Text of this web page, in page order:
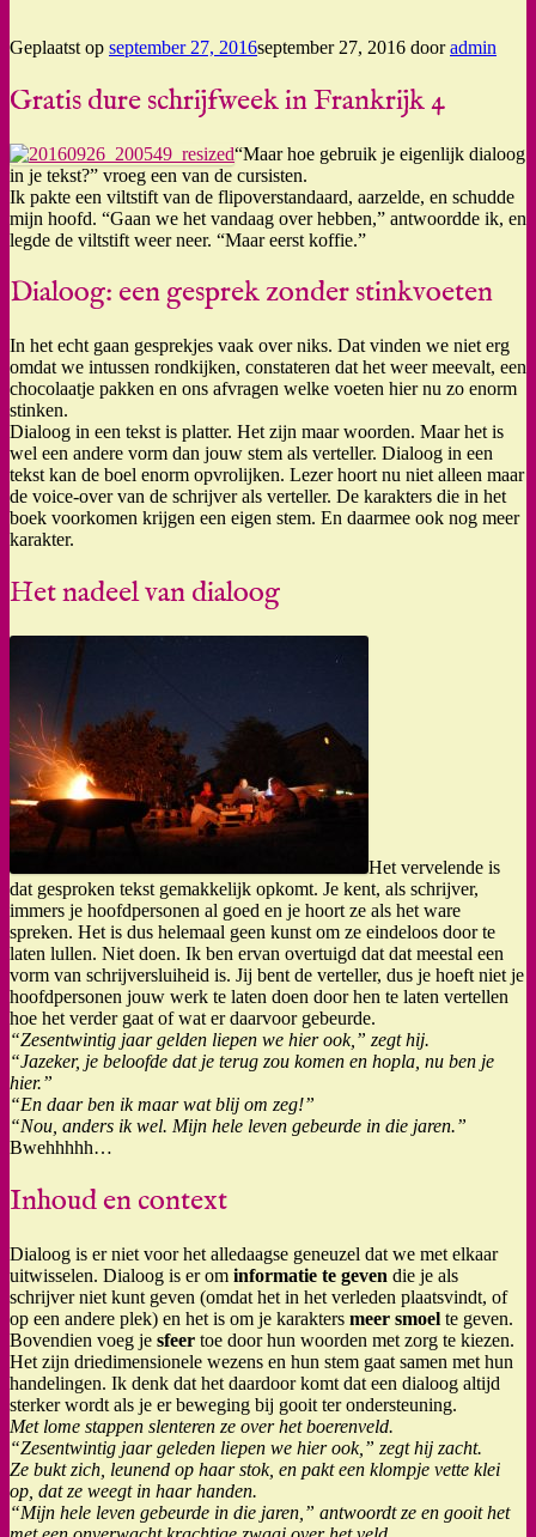
Geplaatst op september 27, 2016september 27, 2016 dooradmin
Gratis dure schrijfweek in Frankrijk 4
“Maar hoe gebruik je eigenlijk dialoog
in je tekst?” vroeg een van de cursisten.
Ik pakte een viltstift van de flipoverstandaard, aarzelde, en schudde
mijn hoofd. “Gaan we het vandaag over hebben,” antwoordde ik, en
legde de viltstift weer neer. “Maar eerst koffie.”
Dialoog: een gesprek zonder stinkvoeten
In het echt gaan gesprekjes vaak over niks. Dat vinden we niet erg
omdat we intussen rondkijken, constateren dat het weer meevalt, een
chocolaatje pakken en ons afvragen welke voeten hier nu zo enorm
stinken.
Dialoog in een tekst is platter. Het zijn maar woorden. Maar het is
wel een andere vorm dan jouw stem als verteller. Dialoog in een
tekst kan de boel enorm opvrolijken. Lezer hoort nu niet alleen maar
de voice-over van de schrijver als verteller. De karakters die in het
boek voorkomen krijgen een eigen stem. En daarmee ook nog meer
karakter.
Het nadeel van dialoog
Het vervelende is
dat gesproken tekst gemakkelijk opkomt. Je kent, als schrijver,
immers je hoofdpersonen al goed en je hoort ze als het ware
spreken. Het is dus helemaal geen kunst om ze eindeloos door te
laten lullen. Niet doen. Ik ben ervan overtuigd dat dat meestal een
vorm van schrijversluiheid is. Jij bent de verteller, dus je hoeft niet je
hoofdpersonen jouw werk te laten doen door hen te laten vertellen
hoe het verder gaat of wat er daarvoor gebeurde.
“Zesentwintig jaar gelden liepen we hier ook,” zegt hij.
“Jazeker, je beloofde dat je terug zou komen en hopla, nu ben je
hier.”
“En daar ben ik maar wat blij om zeg!”
“Nou, anders ik wel. Mijn hele leven gebeurde in die jaren.”
Bwehhhhh…
Inhoud en context
Dialoog is er niet voor het alledaagse geneuzel dat we met elkaar
uitwisselen. Dialoog is er om informatie te geven die je als
schrijver niet kunt geven (omdat het in het verleden plaatsvindt, of
op een andere plek) en het is om je karakters meer smoel te geven.
Bovendien voeg je sfeer toe door hun woorden met zorg te kiezen.
Het zijn driedimensionele wezens en hun stem gaat samen met hun
handelingen. Ik denk dat het daardoor komt dat een dialoog altijd
sterker wordt als je er beweging bij gooit ter ondersteuning.
Met lome stappen slenteren ze over het boerenveld.
“Zesentwintig jaar geleden liepen we hier ook,” zegt hij zacht.
Ze bukt zich, leunend op haar stok, en pakt een klompje vette klei
op, dat ze weegt in haar handen.
“Mijn hele leven gebeurde in die jaren,” antwoordt ze en gooit het